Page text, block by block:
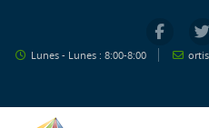
Lunes - Lunes : 8:00-8:00